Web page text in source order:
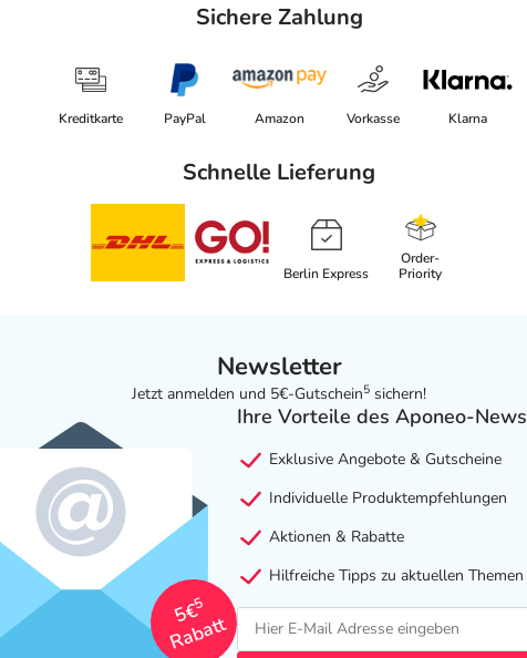
Sichere Zahlung
Kreditkarte PayPal Amazon Vorkasse Klarna
Schnelle Lieferung
Berlin Express
Order-
Priority
Newsletter
Jetzt anmelden und 5€-Gutschein5 sichern!
5€
5
Rabatt
Ihre Vorteile des Aponeo-
Exklusive Angebote & Gutscheine
Individuelle Produktempfehlungen
Aktionen & Rabatte
Hilfreiche Tipps zu aktuellen Themen